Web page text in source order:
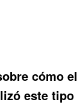
cómo
este